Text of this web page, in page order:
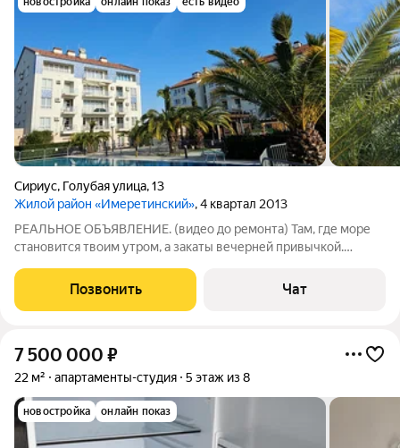
Сириус, Голубая улица,13
Жилой район «Имеретинский», 4 квартал 2013
РЕАЛЬНОЕ ОБЪЯВЛЕНИЕ. (видео до ремонта) Там, где море
становится твоим утром, а закаты вечерней привычкой.
вложения? Представь апартамент, где ты живёшь в ритме
главных спортивных событий
Позвонить Чат
7 500 000 ₽
22 м² апартаменты-студия 5 этаж из 8
новостройка онлайн показ